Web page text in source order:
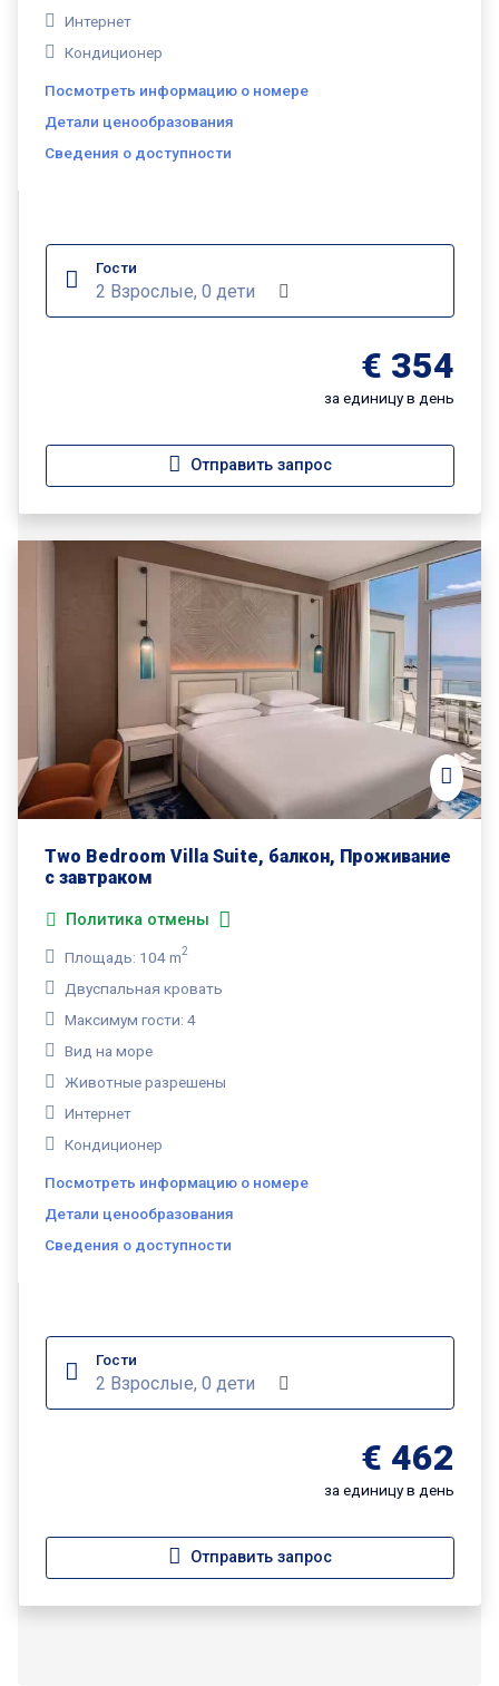
Интернет
Кондиционер
Посмотреть информацию о номере
Детали ценообразования
Сведения о доступности
Гости
2 Взрослые, 0 дети
€ 354
за единицу в день
Отправить запрос
Two Bedroom Villa Suite, балкон, Проживание
с завтраком
Политика отмены
Площадь: 104 m2
Двуспальная кровать
Максимум гости: 4
Вид на море
Животные разрешены
Интернет
Кондиционер
Посмотреть информацию о номере
Детали ценообразования
Сведения о доступности
Гости
2 Взрослые, 0 дети
€ 462
за единицу в день
Отправить запрос